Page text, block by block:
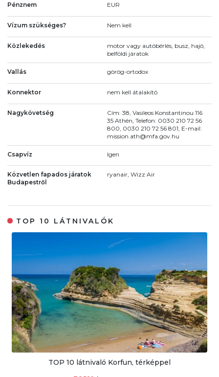
Pénznem EUR
Vízum szükséges? Nem kell
Közlekedés
motor vagy autóbérlés, busz, hajó,
belföldi járatok
Vallás görög-ortodox
Konnektor nem kell átalakító
Nagykövetség
Cím: 38, Vasileos Konstantinou 116
35 Athén, Telefon: 0030 210 72 56
800, 0030 210 72 56 801, E-mail:
mission.ath@mfa.gov.hu
Csapvíz Igen
Közvetlen fapados járatok
Budapestről
ryanair, Wizz Air
TOP 10 LÁTNIVALÓK
TOP 10 látnivaló Korfun, térképpel